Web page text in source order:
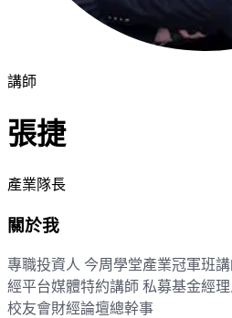
講師
張捷
產業隊長
關於我
專職投資人 今周學堂產業冠軍班
經平台媒體特約講師 私募基金經
校友會財經論壇總幹事